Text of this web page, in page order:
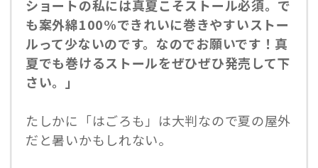
ショートの私には真夏こそストール必須。で
も案外綿100%できれいに巻きやすいストー
ルって少ないのです。なのでお願いです！真
夏でも巻けるストールをぜひぜひ発売して下
さい。」
たしかに「はごろも」は大判なので夏の屋外
だと暑いかもしれない。